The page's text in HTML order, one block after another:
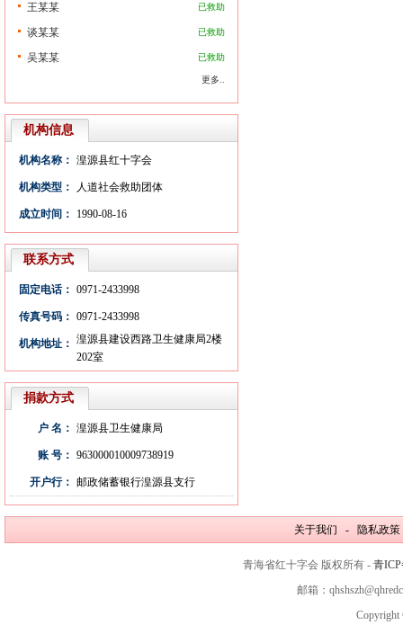
已救助
王某某
已救助
谈某某
已救助
吴某某
更多..
机构信息
机构名称： 湟源县红十字会
机构类型： 人道社会救助团体
成立时间： 1990-08-16
联系方式
固定电话： 0971-2433998
传真号码： 0971-2433998
机构地址： 湟源县建设西路卫生健康局2楼
202室
捐款方式
户 名： 湟源县卫生健康局
账 号： 963000010009738919
开户行： 邮政储蓄银行湟源县支行
关于我们 - 隐私政
青海省红十字会 版权所有 - 青ICP
邮箱：
Copyright